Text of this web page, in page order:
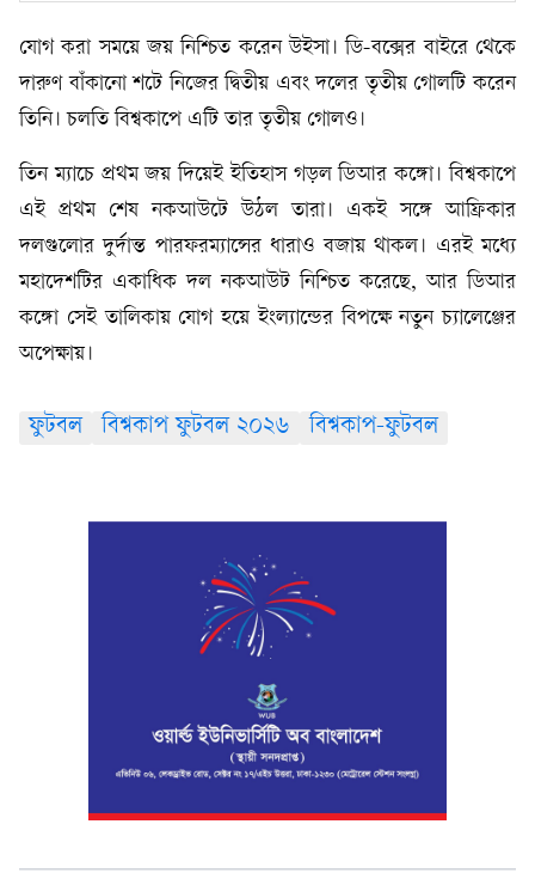
যোগ করা সময়ে জয় নিশ্চিত করেন উইসা। ডি-বক্সের বাইরে থেকে
দারুণ বাঁকানো শটে নিজের দ্বিতীয় এবং দলের তৃতীয় গোলটি করেন
তিনি। চলতি বিশ্বকাপে এটি তার তৃতীয় গোলও।
তিন ম্যাচে প্রথম জয় দিয়েই ইতিহাস গড়ল ডিআর কঙ্গো। বিশ্বকাপে
এই প্রথম শেষ নকআউটে উঠল তারা। একই সঙ্গে আফ্রিকার
দলগুলোর দুর্দান্ত পারফরম্যান্সের ধারাও বজায় থাকল। এরই মধ্যে
মহাদেশটির একাধিক দল নকআউট নিশ্চিত করেছে, আর ডিআর
কঙ্গো সেই তালিকায় যোগ হয়ে ইংল্যান্ডের বিপক্ষে নতুন চ্যালেঞ্জের
অপেক্ষায়।
ফুটবল বিশ্বকাপ ফুটবল ২০২৬ বিশ্বকাপ-ফুটবল